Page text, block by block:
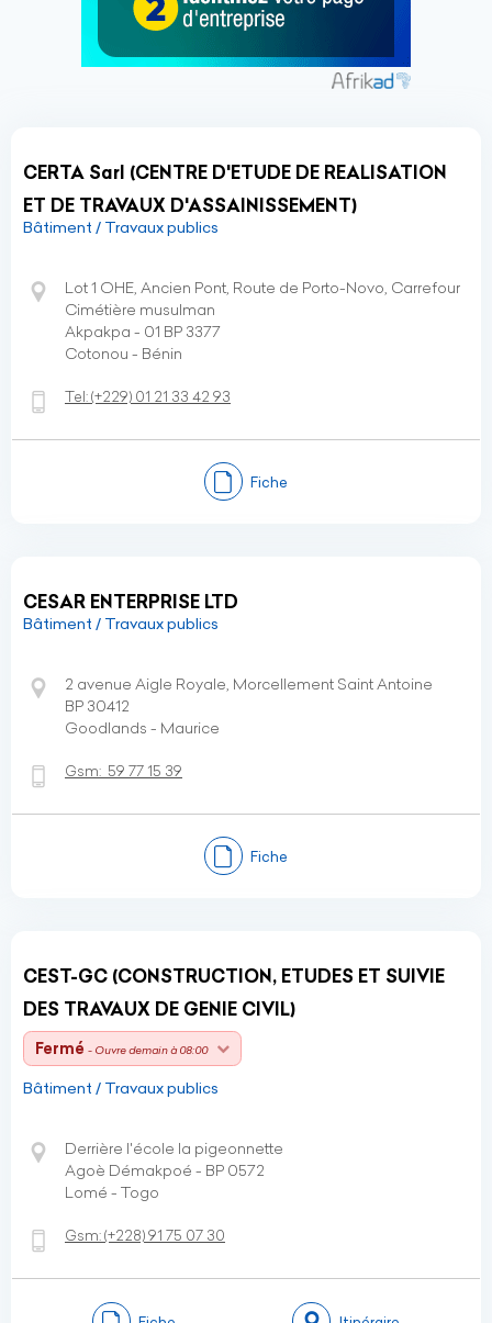
CERTA Sarl (CENTRE D'ETUDE DE REALISATION
ET DE TRAVAUX D'ASSAINISSEMENT)
Bâtiment / Travaux publics
Lot 1 OHE, Ancien Pont, Route de Porto-Novo, Carrefour
Cimétière musulman
Akpakpa - 01 BP 3377
Cotonou - Bénin
Tel:(+229) 01 21 33 42 93
Fiche
CESAR ENTERPRISE LTD
Bâtiment / Travaux publics
2 avenue Aigle Royale, Morcellement Saint Antoine
BP 30412
Goodlands - Maurice
Gsm: 59 77 15 39
Fiche
CEST-GC (CONSTRUCTION, ETUDES ET SUIVIE
DES TRAVAUX DE GENIE CIVIL)
Fermé - Ouvre demain à 08:00
Bâtiment / Travaux publics
Derrière l'école la pigeonnette
Agoè Démakpoé - BP 0572
Lomé - Togo
Gsm:(+228)91 75 07 30